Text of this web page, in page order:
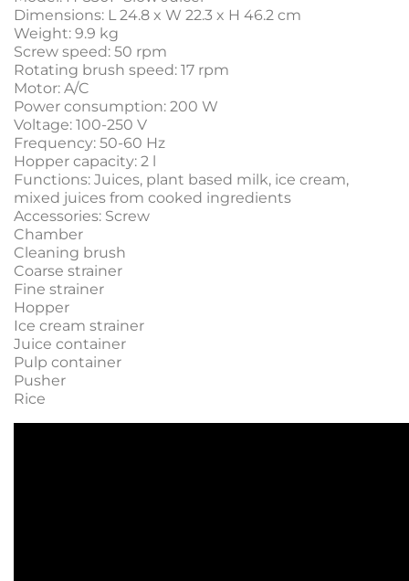
Dimensions: L 24.8 x W 22.3 x H 46.2 cm
Weight: 9.9 kg
Screw speed: 50 rpm
Rotating brush speed: 17 rpm
Motor: A/C
Power consumption: 200 W
Voltage: 100-250 V
Frequency: 50-60 Hz
Hopper capacity: 2 l
Functions: Juices, plant based milk, ice cream,
mixed juices from cooked ingredients
Accessories: Screw
Chamber
Cleaning brush
Coarse strainer
Fine strainer
Hopper
Ice cream strainer
Juice container
Pulp container
Pusher
Rice